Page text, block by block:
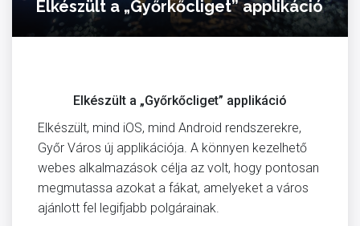
Elkészült a „Győrkőcliget” applikáció
Elkészült a „Győrkőcliget” applikáció
Elkészült, mind iOS, mind Android rendszerekre,
Győr Város új applikációja. A könnyen kezelhető
webes alkalmazások célja az volt, hogy pontosan
megmutassa azokat a fákat, amelyeket a város
ajánlott fel legifjabb polgárainak.